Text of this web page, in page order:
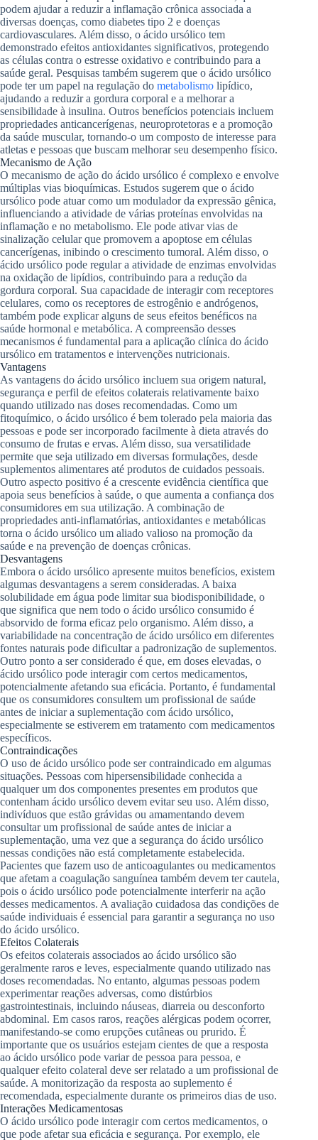
podem ajudar a reduzir a inflamação crônica associada a
diversas doenças, como diabetes tipo 2 e doenças
cardiovasculares. Além disso, o ácido ursólico tem
demonstrado efeitos antioxidantes significativos, protegendo
as células contra o estresse oxidativo e contribuindo para a
saúde geral. Pesquisas também sugerem que o ácido ursólico
pode ter um papel na regulação do metabolismo lipídico,
ajudando a reduzir a gordura corporal e a melhorar a
sensibilidade à insulina. Outros benefícios potenciais incluem
propriedades anticancerígenas, neuroprotetoras e a promoção
da saúde muscular, tornando-o um composto de interesse para
atletas e pessoas que buscam melhorar seu desempenho físico.
Mecanismo de Ação
O mecanismo de ação do ácido ursólico é complexo e envolve
múltiplas vias bioquímicas. Estudos sugerem que o ácido
ursólico pode atuar como um modulador da expressão gênica,
influenciando a atividade de várias proteínas envolvidas na
inflamação e no metabolismo. Ele pode ativar vias de
sinalização celular que promovem a apoptose em células
cancerígenas, inibindo o crescimento tumoral. Além disso, o
ácido ursólico pode regular a atividade de enzimas envolvidas
na oxidação de lipídios, contribuindo para a redução da
gordura corporal. Sua capacidade de interagir com receptores
celulares, como os receptores de estrogênio e andrógenos,
também pode explicar alguns de seus efeitos benéficos na
saúde hormonal e metabólica. A compreensão desses
mecanismos é fundamental para a aplicação clínica do ácido
ursólico em tratamentos e intervenções nutricionais.
Vantagens
As vantagens do ácido ursólico incluem sua origem natural,
segurança e perfil de efeitos colaterais relativamente baixo
quando utilizado nas doses recomendadas. Como um
fitoquímico, o ácido ursólico é bem tolerado pela maioria das
pessoas e pode ser incorporado facilmente à dieta através do
consumo de frutas e ervas. Além disso, sua versatilidade
permite que seja utilizado em diversas formulações, desde
suplementos alimentares até produtos de cuidados pessoais.
Outro aspecto positivo é a crescente evidência científica que
apoia seus benefícios à saúde, o que aumenta a confiança dos
consumidores em sua utilização. A combinação de
propriedades anti-inflamatórias, antioxidantes e metabólicas
torna o ácido ursólico um aliado valioso na promoção da
saúde e na prevenção de doenças crônicas.
Desvantagens
Embora o ácido ursólico apresente muitos benefícios, existem
algumas desvantagens a serem consideradas. A baixa
solubilidade em água pode limitar sua biodisponibilidade, o
que significa que nem todo o ácido ursólico consumido é
absorvido de forma eficaz pelo organismo. Além disso, a
variabilidade na concentração de ácido ursólico em diferentes
fontes naturais pode dificultar a padronização de suplementos.
Outro ponto a ser considerado é que, em doses elevadas, o
ácido ursólico pode interagir com certos medicamentos,
potencialmente afetando sua eficácia. Portanto, é fundamental
que os consumidores consultem um profissional de saúde
antes de iniciar a suplementação com ácido ursólico,
especialmente se estiverem em tratamento com medicamentos
específicos.
Contraindicações
O uso de ácido ursólico pode ser contraindicado em algumas
situações. Pessoas com hipersensibilidade conhecida a
qualquer um dos componentes presentes em produtos que
contenham ácido ursólico devem evitar seu uso. Além disso,
indivíduos que estão grávidas ou amamentando devem
consultar um profissional de saúde antes de iniciar a
suplementação, uma vez que a segurança do ácido ursólico
nessas condições não está completamente estabelecida.
Pacientes que fazem uso de anticoagulantes ou medicamentos
que afetam a coagulação sanguínea também devem ter cautela,
pois o ácido ursólico pode potencialmente interferir na ação
desses medicamentos. A avaliação cuidadosa das condições de
saúde individuais é essencial para garantir a segurança no uso
do ácido ursólico.
Efeitos Colaterais
Os efeitos colaterais associados ao ácido ursólico são
geralmente raros e leves, especialmente quando utilizado nas
doses recomendadas. No entanto, algumas pessoas podem
experimentar reações adversas, como distúrbios
gastrointestinais, incluindo náuseas, diarreia ou desconforto
abdominal. Em casos raros, reações alérgicas podem ocorrer,
manifestando-se como erupções cutâneas ou prurido. É
importante que os usuários estejam cientes de que a resposta
ao ácido ursólico pode variar de pessoa para pessoa, e
qualquer efeito colateral deve ser relatado a um profissional de
saúde. A monitorização da resposta ao suplemento é
recomendada, especialmente durante os primeiros dias de uso.
Interações Medicamentosas
O ácido ursólico pode interagir com certos medicamentos, o
que pode afetar sua eficácia e segurança. Por exemplo, ele